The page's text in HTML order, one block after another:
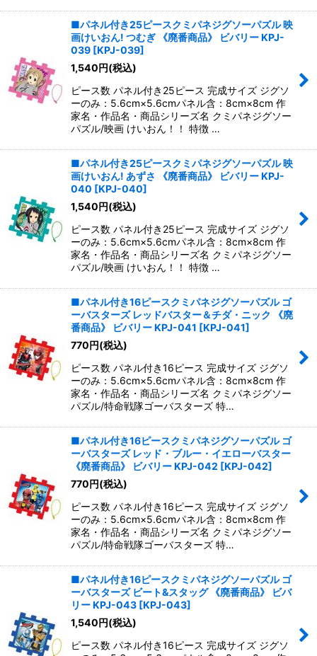
■パネル付き25ピースクミパネジグソーパズル 映
画けいおん! つむぎ 《廃番商品》 ビバリー KPJ-
039 [KPJ-039]
1,540円(税込)
ピース数 パネル付き25ピース 完成サイズ ジグソ
ーのみ：5.6cm×5.6cmパネル含：8cm×8cm 作
家名・作品名・商品シリーズ名 クミパネジグソー
パズル/映画 けいおん！！ 特徴 …
■パネル付き25ピースクミパネジグソーパズル 映
画けいおん! あずさ 《廃番商品》 ビバリー KPJ-
040 [KPJ-040]
1,540円(税込)
ピース数 パネル付き25ピース 完成サイズ ジグソ
ーのみ：5.6cm×5.6cmパネル含：8cm×8cm 作
家名・作品名・商品シリーズ名 クミパネジグソー
パズル/映画 けいおん！！ 特徴 …
■パネル付き16ピースクミパネジグソーパズル ゴ
ーバスターズ レッドバスター＆チダ・ニック 《廃
番商品》 ビバリー KPJ-041 [KPJ-041]
770円(税込)
ピース数 パネル付き16ピース 完成サイズ ジグソ
ーのみ：5.6cm×5.6cmパネル含：8cm×8cm 作
家名・作品名・商品シリーズ名 クミパネジグソー
パズル/特命戦隊ゴーバスターズ 特…
■パネル付き16ピースクミパネジグソーパズル ゴ
ーバスターズ レッド・ブルー・イエローバスター
《廃番商品》 ビバリー KPJ-042 [KPJ-042]
770円(税込)
ピース数 パネル付き16ピース 完成サイズ ジグソ
ーのみ：5.6cm×5.6cmパネル含：8cm×8cm 作
家名・作品名・商品シリーズ名 クミパネジグソー
パズル/特命戦隊ゴーバスターズ 特…
■パネル付き16ピースクミパネジグソーパズル ゴ
ーバスターズ ビート&スタッグ 《廃番商品》 ビバ
リー KPJ-043 [KPJ-043]
1,540円(税込)
ピース数 パネル付き16ピース 完成サイズ ジグソ